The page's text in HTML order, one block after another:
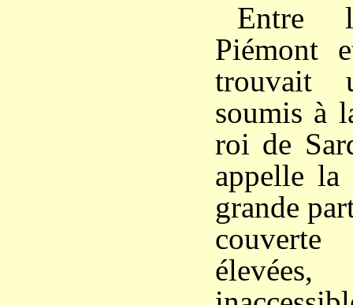
Entre
Piémont
trouvait
soumis à
roi de
appelle
grande
couverte